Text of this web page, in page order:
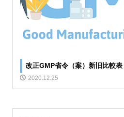
改正GMP省令（案）新旧比較表
2020.12.25